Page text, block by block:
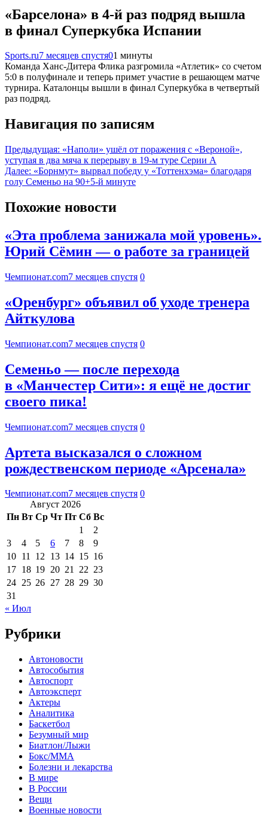
«Барселона» в 4-й раз подряд вышла
в финал Суперкубка Испании
Sports.ru7 месяцев спустя01 минуты
Команда Ханс-Дитера Флика разгромила «Атлетик» со счетом
5:0 в полуфинале и теперь примет участие в решающем матче
турнира. Каталонцы вышли в финал Суперкубка в четвертый
раз подряд.
Навигация по записям
Предыдущая: «Наполи» ушёл от поражения с «Вероной»,
уступая в два мяча к перерыву в 19-м туре Серии А
Далее: «Борнмут» вырвал победу у «Тоттенхэма» благодаря
голу Семеньо на 90+5-й минуте
Похожие новости
«Эта проблема занижала мой уровень».
Юрий Сёмин — о работе за границей
Чемпионат.com7 месяцев спустя 0
«Оренбург» объявил об уходе тренера
Айткулова
Чемпионат.com7 месяцев спустя 0
Семеньо — после перехода
в «Манчестер Сити»: я ещё не достиг
своего пика!
Чемпионат.com7 месяцев спустя 0
Артета высказался о сложном
рождественском периоде «Арсенала»
Чемпионат.com7 месяцев спустя 0
Август 2026
Пн Вт Ср Чт Пт Сб Вс
1
2
3
4 5 6 7 8
9
10 11 12 13 14 15 16
17 18 19 20 21 22 23
24 25 26 27 28 29 30
31
« Июл
Рубрики
Автоновости
Автособытия
Автоспорт
Автоэксперт
Актеры
Аналитика
Баскетбол
Безумный мир
Биатлон/Лыжи
Бокс/MMA
Болезни и лекарства
В мире
В России
Вещи
Военные новости